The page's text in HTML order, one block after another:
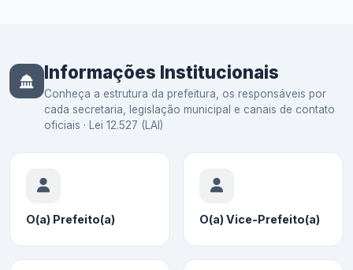
Informações Institucionais
Conheça a estrutura da prefeitura, os responsáveis por
cada secretaria, legislação municipal e canais de contato
oficiais · Lei 12.527 (LAI)
O(a) Prefeito(a) O(a) Vice-Prefeito(a)